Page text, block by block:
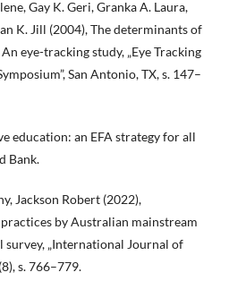
Gay K. Geri, Granka A. Laura,
K. Jill (2004), The determinants of
eye-tracking study, „Eye Tracking
San Antonio, TX, s. 147–
education: an EFA strategy for all
Bank.
Jackson Robert (2022),
by Australian mainstream
survey, „International Journal of
s. 766–779.